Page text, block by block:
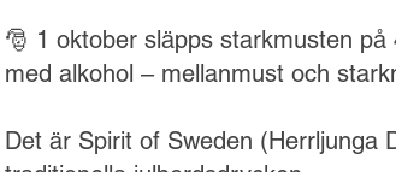
🎅 1 oktober släpps starkmusten
med alkohol – mellanmust och
Det är Spirit of Sweden (Herrljunga